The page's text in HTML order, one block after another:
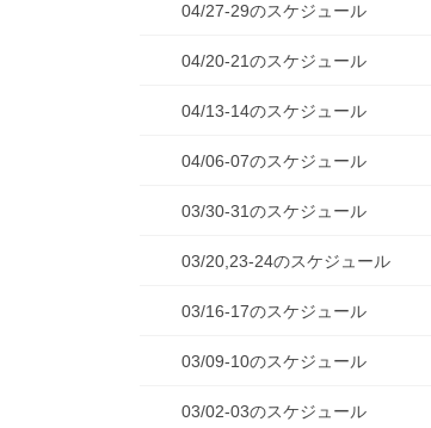
04/27-29のスケジュール
04/20-21のスケジュール
04/13-14のスケジュール
04/06-07のスケジュール
03/30-31のスケジュール
03/20,23-24のスケジュール
03/16-17のスケジュール
03/09-10のスケジュール
03/02-03のスケジュール